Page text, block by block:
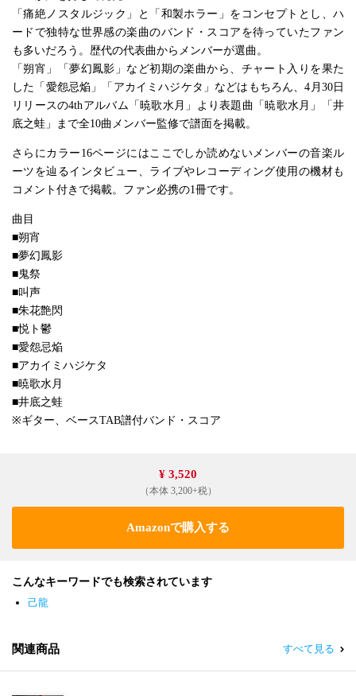
「痛絶ノスタルジック」と「和製ホラー」をコンセプトとし、ハ
ードで独特な世界感の楽曲のバンド・スコアを待っていたファン
も多いだろう。歴代の代表曲からメンバーが選曲。
「朔宵」「夢幻鳳影」など初期の楽曲から、チャート入りを果た
した「愛怨忌焔」「アカイミハジケタ」などはもちろん、4月30日
リリースの4thアルバム「暁歌水月」より表題曲「暁歌水月」「井
底之蛙」まで全10曲メンバー監修で譜面を掲載。
さらにカラー16ページにはここでしか読めないメンバーの音楽ル
ーツを辿るインタビュー、ライブやレコーディング使用の機材も
コメント付きで掲載。ファン必携の1冊です。
曲目
■朔宵
■夢幻鳳影
■鬼祭
■叫声
■朱花艶閃
■悦ト鬱
■愛怨忌焔
■アカイミハジケタ
■暁歌水月
■井底之蛙
※ギター、ベースTAB譜付バンド・スコア
¥ 3,520
（本体 3,200+税）
Amazonで購入する
こんなキーワードでも検索されています
己龍
関連商品 すべて見る